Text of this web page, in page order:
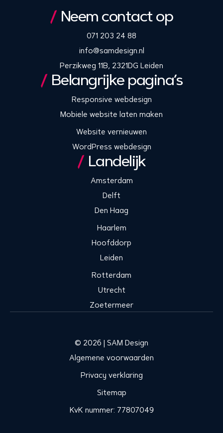
Neem contact op
071 203 24 88
info@samdesign.nl
Perzikweg 11B, 2321DG Leiden
Belangrijke pagina’s
Responsive webdesign
Mobiele website laten maken
Website vernieuwen
WordPress webdesign
Landelijk
Amsterdam
Delft
Den Haag
Haarlem
Hoofddorp
Leiden
Rotterdam
Utrecht
Zoetermeer
© 2026 | SAM Design
Algemene voorwaarden
Privacy verklaring
Sitemap
KvK nummer: 77807049